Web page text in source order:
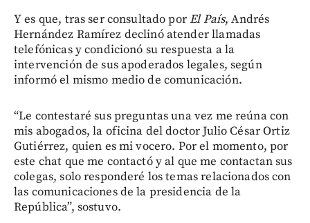
Y es que, tras ser consultado porEl País, Andrés
Hernández Ramírez declinó atender llamadas
telefónicas y condicionó su respuesta a la
intervención de sus apoderados legales, según
informó el mismo medio de comunicación.
“Le contestaré sus preguntas una vez me reúna con
mis abogados, la oficina del doctor Julio César Ortiz
Gutiérrez, quien es mi vocero. Por el momento, por
este chat que me contactó y al que me contactan sus
colegas, solo responderé los temas relacionados con
las comunicaciones de la presidencia de la
República”, sostuvo.